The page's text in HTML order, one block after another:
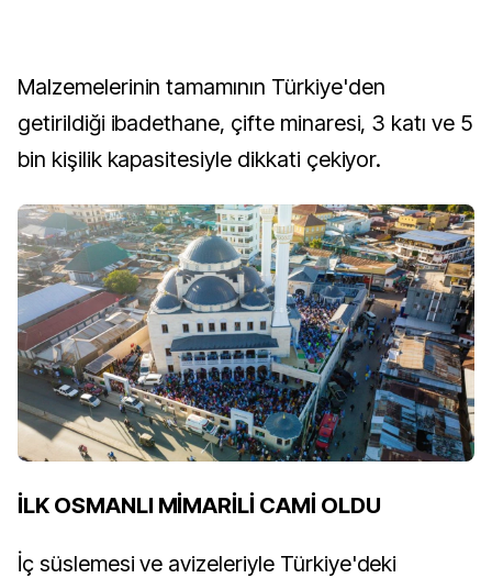
Malzemelerinin tamamının Türkiye'den
getirildiği ibadethane, çifte minaresi, 3 katı ve 5
bin kişilik kapasitesiyle dikkati çekiyor.
İLK OSMANLI MİMARİLİ CAMİ OLDU
İç süslemesi ve avizeleriyle Türkiye'deki